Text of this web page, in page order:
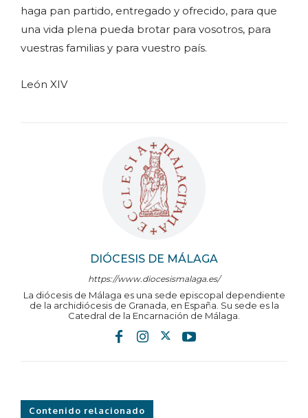
DIÓCESIS DE MÁLAGA
https://www.diocesismalaga.es/
La diócesis de Málaga es una sede episcopal dependiente
de la archidiócesis de Granada, en España. Su sede es la
Catedral de la Encarnación de Málaga.
haga pan partido, entregado y ofrecido, para que
una vida plena pueda brotar para vosotros, para
vuestras familias y para vuestro país.
León XIV
Contenido relacionado